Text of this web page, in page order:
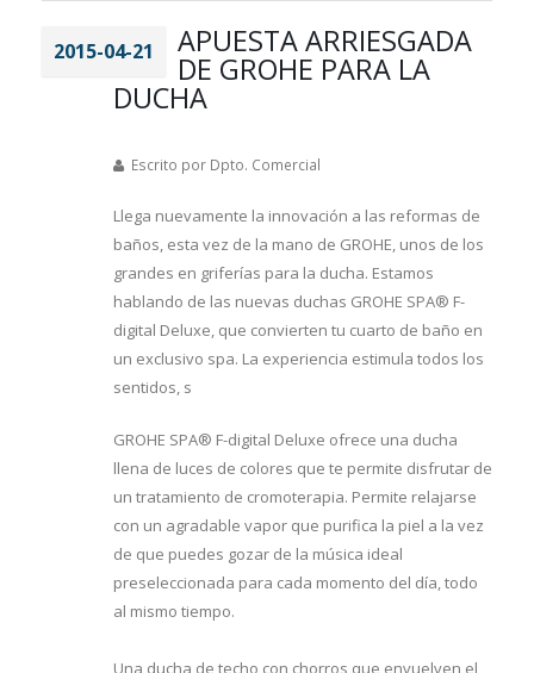
2015-04-21 APUESTA ARRIESGADA
DE GROHE PARA LA
DUCHA
Escrito por Dpto. Comercial
Llega nuevamente la innovación a las reformas de
baños, esta vez de la mano de GROHE, unos de los
grandes en griferías para la ducha. Estamos
hablando de las nuevas duchas GROHE SPA® F-
digital Deluxe, que convierten tu cuarto de baño en
un exclusivo spa. La experiencia estimula todos los
sentidos, s
GROHE SPA® F-digital Deluxe ofrece una ducha
llena de luces de colores que te permite disfrutar de
un tratamiento de cromoterapia. Permite relajarse
con un agradable vapor que purifica la piel a la vez
de que puedes gozar de la música ideal
preseleccionada para cada momento del día, todo
al mismo tiempo.
Una ducha de techo con chorros que envuelven el